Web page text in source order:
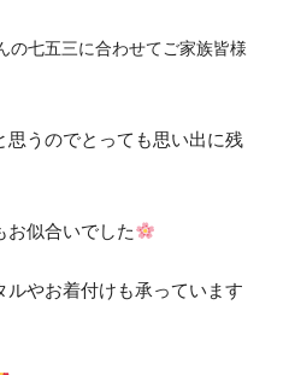
の七五三に合わせてご家族皆様
うのでとっても思い出に残
お似合いでした
やお着付けも承っています